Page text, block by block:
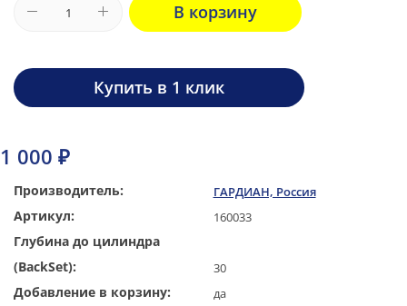
Производитель: ГАРДИАН, Россия
Артикул: 160033
Глубина до цилиндра
(BackSet):
30
Добавление в корзину: да
1 000 ₽
В корзину
Купить в 1 клик